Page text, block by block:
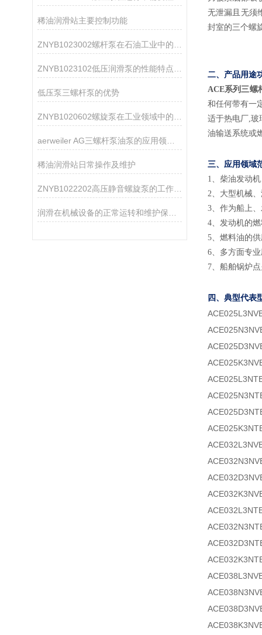
稀油润滑站主要控制功能
低压泵三螺杆泵的优势
稀油润滑站日常操作及维护
ZNYB1022202高压静音螺旋泵的工作原理
无泄漏且无须
封室的三个螺
二、产品用途
ACE系列三螺
和任何带有一
适于热电厂,玻
油输送系统或
三、应用领域
1、 柴油发动
2、 大型机械
3、 作为船上
4、 发动机的
5、 燃料油的
6、 多方面专
7、 船舶锅炉
四、典型代表